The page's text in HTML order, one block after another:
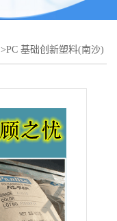
>PC 基础创新塑料(南沙)